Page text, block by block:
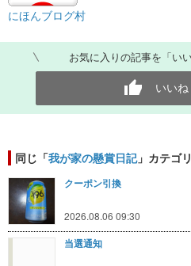
にほんブログ村
お気に入りの記事を「い
いいね
同じ「我が家の懸賞日記」カテゴ
クーポン引換
2026.08.06 09:30
当選通知